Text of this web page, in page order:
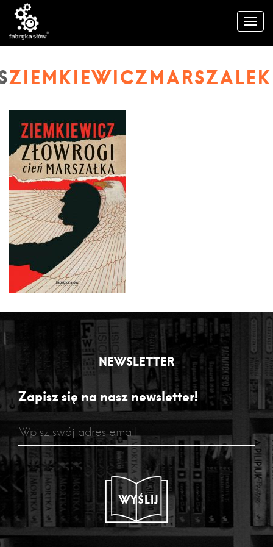
NEWSLETTER
Zapisz się na nasz newsletter!
WYŚLIJ